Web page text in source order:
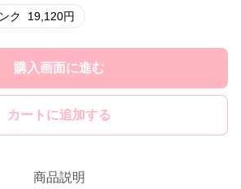
ク 19,120円
購入画面に進む
カートに追加する
商品説明